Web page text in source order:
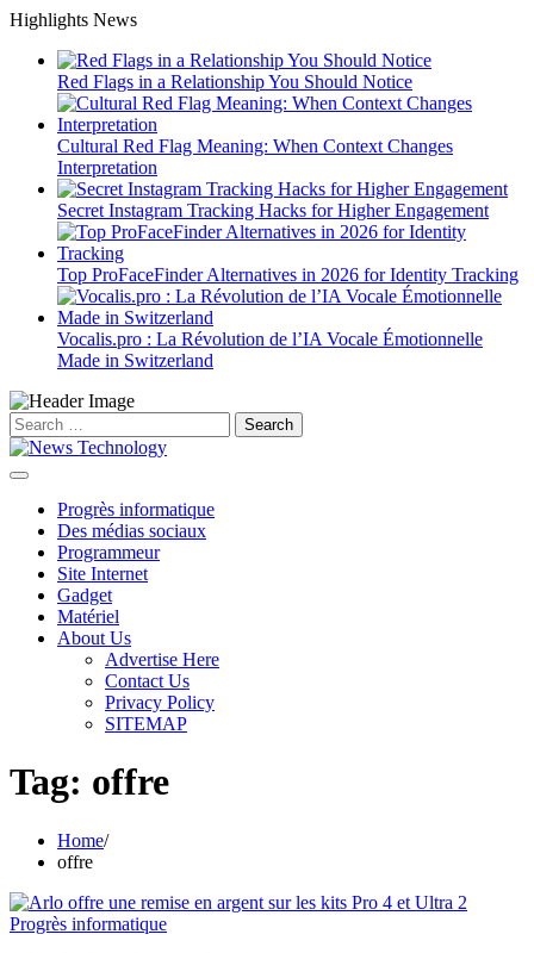
Skip
content
Highlights News
Red Flags in a Relationship You Should Notice
Cultural Red Flag Meaning: When Context Changes
Interpretation
Secret Instagram Tracking Hacks for Higher Engagement
Top ProFaceFinder Alternatives in 2026 for Identity Tracking
Vocalis.pro : La Révolution de l’IA Vocale Émotionnelle
Made in Switzerland
Search
for:
Progrès informatique
Des médias sociaux
Programmeur
Site Internet
Gadget
Matériel
About Us
Advertise Here
Contact Us
Privacy Policy
SITEMAP
Tag: offre
Home
offre
Progrès informatique